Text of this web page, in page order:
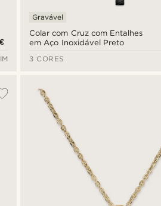
Colar com Cruz com Entalhes
em Aço Inoxidável Preto
Gravável
3 CORES